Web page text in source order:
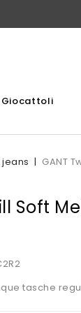
Giocattoli
GANT
Soft
tasche